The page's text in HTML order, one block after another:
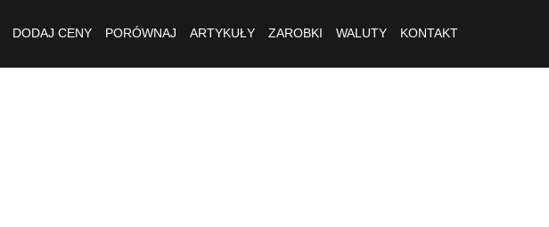
DODAJ CENY PORÓWNAJ ARTYKUŁY ZAROBKI WALUTY KONTAKT